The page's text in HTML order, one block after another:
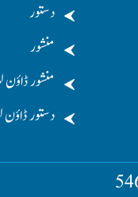
دستور
منشور
منشور ڈاؤن
دستور ڈاؤن